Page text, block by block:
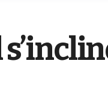
devant le
de 600 minibus 9